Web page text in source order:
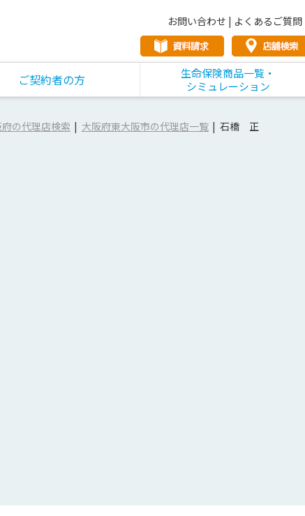
お問い合わせ | よくあるご質問
ご契約者の方
生命保険商品一覧・
シミュレーション
の代理店検索 大阪府東大阪市の代理店一覧 石橋 正